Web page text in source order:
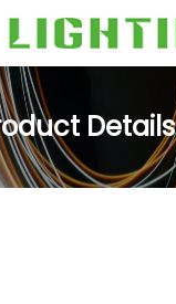
Details